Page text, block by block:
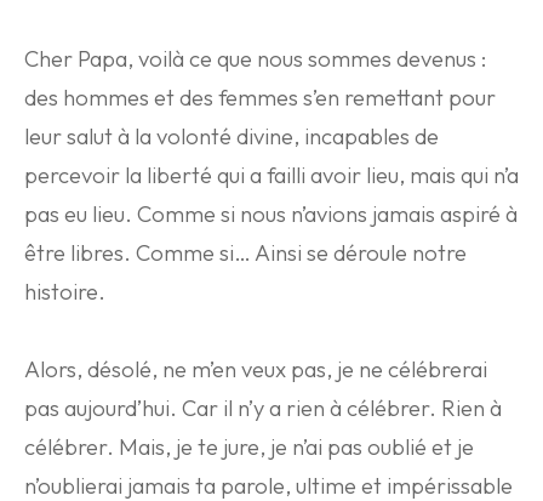
Cher Papa, voilà ce que nous sommes devenus :
des hommes et des femmes s’en remettant pour
leur salut à la volonté divine, incapables de
percevoir la liberté qui a failli avoir lieu, mais qui n’a
pas eu lieu. Comme si nous n’avions jamais aspiré à
être libres. Comme si… Ainsi se déroule notre
histoire.
Alors, désolé, ne m’en veux pas, je ne célébrerai
pas aujourd’hui. Car il n’y a rien à célébrer. Rien à
célébrer. Mais, je te jure, je n’ai pas oublié et je
n’oublierai jamais ta parole, ultime et impérissable